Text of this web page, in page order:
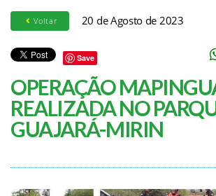
Voltar 20 de Agosto de 2023
Save
OPERAÇÃO
REALIZADA NO
GUAJARÁ-MIRIN